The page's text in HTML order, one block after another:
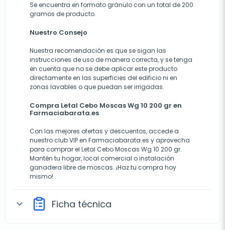
Se encuentra en formato gránulo con un total de 200
gramos de producto.
Nuestro Consejo
Nuestra recomendación es que se sigan las
instrucciones de uso de manera correcta, y se tenga
en cuenta que no se debe aplicar este producto
directamente en las superficies del edificio ni en
zonas lavables o que puedan ser irrigadas.
Compra Letal Cebo Moscas Wg 10 200 gr en
Farmaciabarata.es
Con las mejores ofertas y descuentos, accede a
nuestro club VIP en Farmaciabarata.es y aprovecha
para comprar el Letal Cebo Moscas Wg 10 200 gr.
Mantén tu hogar, local comercial o instalación
ganadera libre de moscas. ¡Haz tu compra hoy
mismo!
expand_more Ficha técnica